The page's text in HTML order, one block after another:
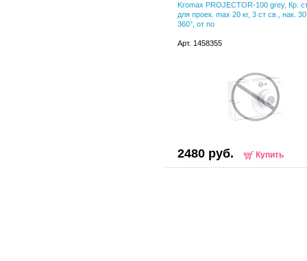
Kromax PROJECTOR-100 grey, Кр.
для проек. max 20 кг, 3 ст св., нак.
360°, от по
Арт. 1458355
2480 руб. Купить